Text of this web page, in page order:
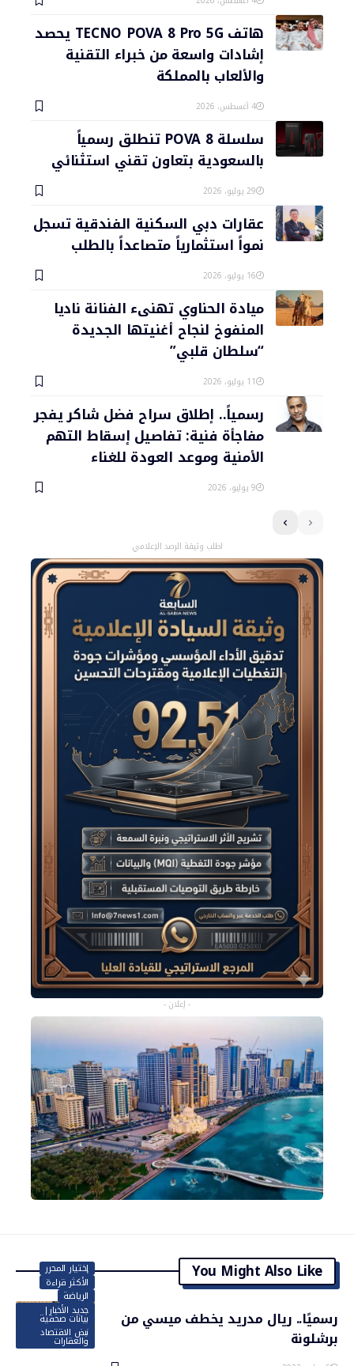
هاتف TECNO POVA 8 Pro 5G يحصد
إشادات واسعة من خبراء التقنية
والألعاب بالمملكة
4 أغسطس، 2026
سلسلة POVA 8 تنطلق رسمياً
بالسعودية بتعاون تقني استثنائي
29 يوليو، 2026
عقارات دبي السكنية الفندقية تسجل
نمواً استثمارياً متصاعداً بالطلب
16 يوليو، 2026
ميادة الحناوي تهنىء الفنانة ناديا
المنفوخ لنجاح أغنيتها الجديدة
“سلطان قلبي”
11 يوليو، 2026
رسمياً.. إطلاق سراح فضل شاكر يفجر
مفاجأة فنية: تفاصيل إسقاط التهم
الأمنية وموعد العودة للغناء
9 يوليو، 2026
اطلب وثيقة الرصد الإعلامي
- إعلان -
You Might Also Like
إختيار المحرر
الأكثر قراءة
الرياضة
جديد الأخبار|
بيانات صحفية
نبض الاقتصاد
والعقارات
رسميًا.. ريال مدريد يخطف ميسي من
برشلونة